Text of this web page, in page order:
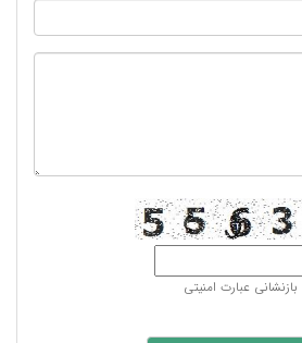
بازنشانی عبارت امنیتی